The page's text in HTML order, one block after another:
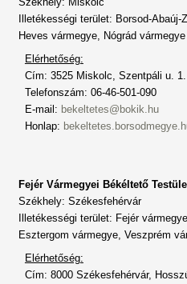
Illetékességi terület: Borsod-Abaúj-
Heves vármegye, Nógrád vármegye
Elérhetőség:
Cím: 3525 Miskolc, Szentpáli u. 1.
Telefonszám: 06-46-501-090
E-mail: bekeltetes@bokik.hu
Honlap:
Fejér Vármegyei Békéltető
Székhely: Székesfehérvár
Illetékességi terület: Fejér
Esztergom vármegye, Veszprém
Elérhetőség:
Cím: 8000 Székesfehérvár,